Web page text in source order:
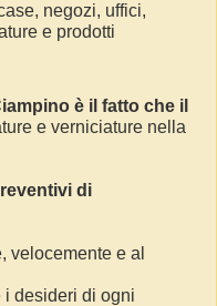
negozi, uffici,
e prodotti
è il fatto che il
e verniciature nella
di
velocemente e al
i desideri di ogni